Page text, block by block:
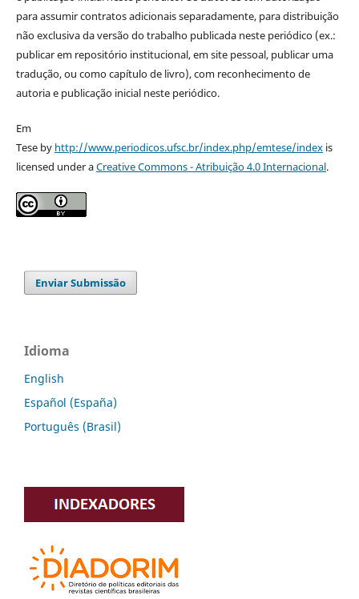
para assumir contratos adicionais separadamente, para distribuição
não exclusiva da versão do trabalho publicada neste periódico (ex.:
publicar em repositório institucional, em site pessoal, publicar uma
tradução, ou como capítulo de livro), com reconhecimento de
autoria e publicação inicial neste periódico.
Em
Tese by http://www.periodicos.ufsc.br/index.php/emtese/indexis
licensed under aCreative Commons - Atribuição 4.0 Internacional.
Enviar Submissão
Idioma
English
Español (España)
Português (Brasil)